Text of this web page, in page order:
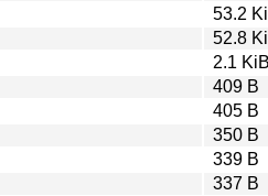
53.2
52.8
2.1 KiB
409 B
405 B
350 B
339 B
337 B